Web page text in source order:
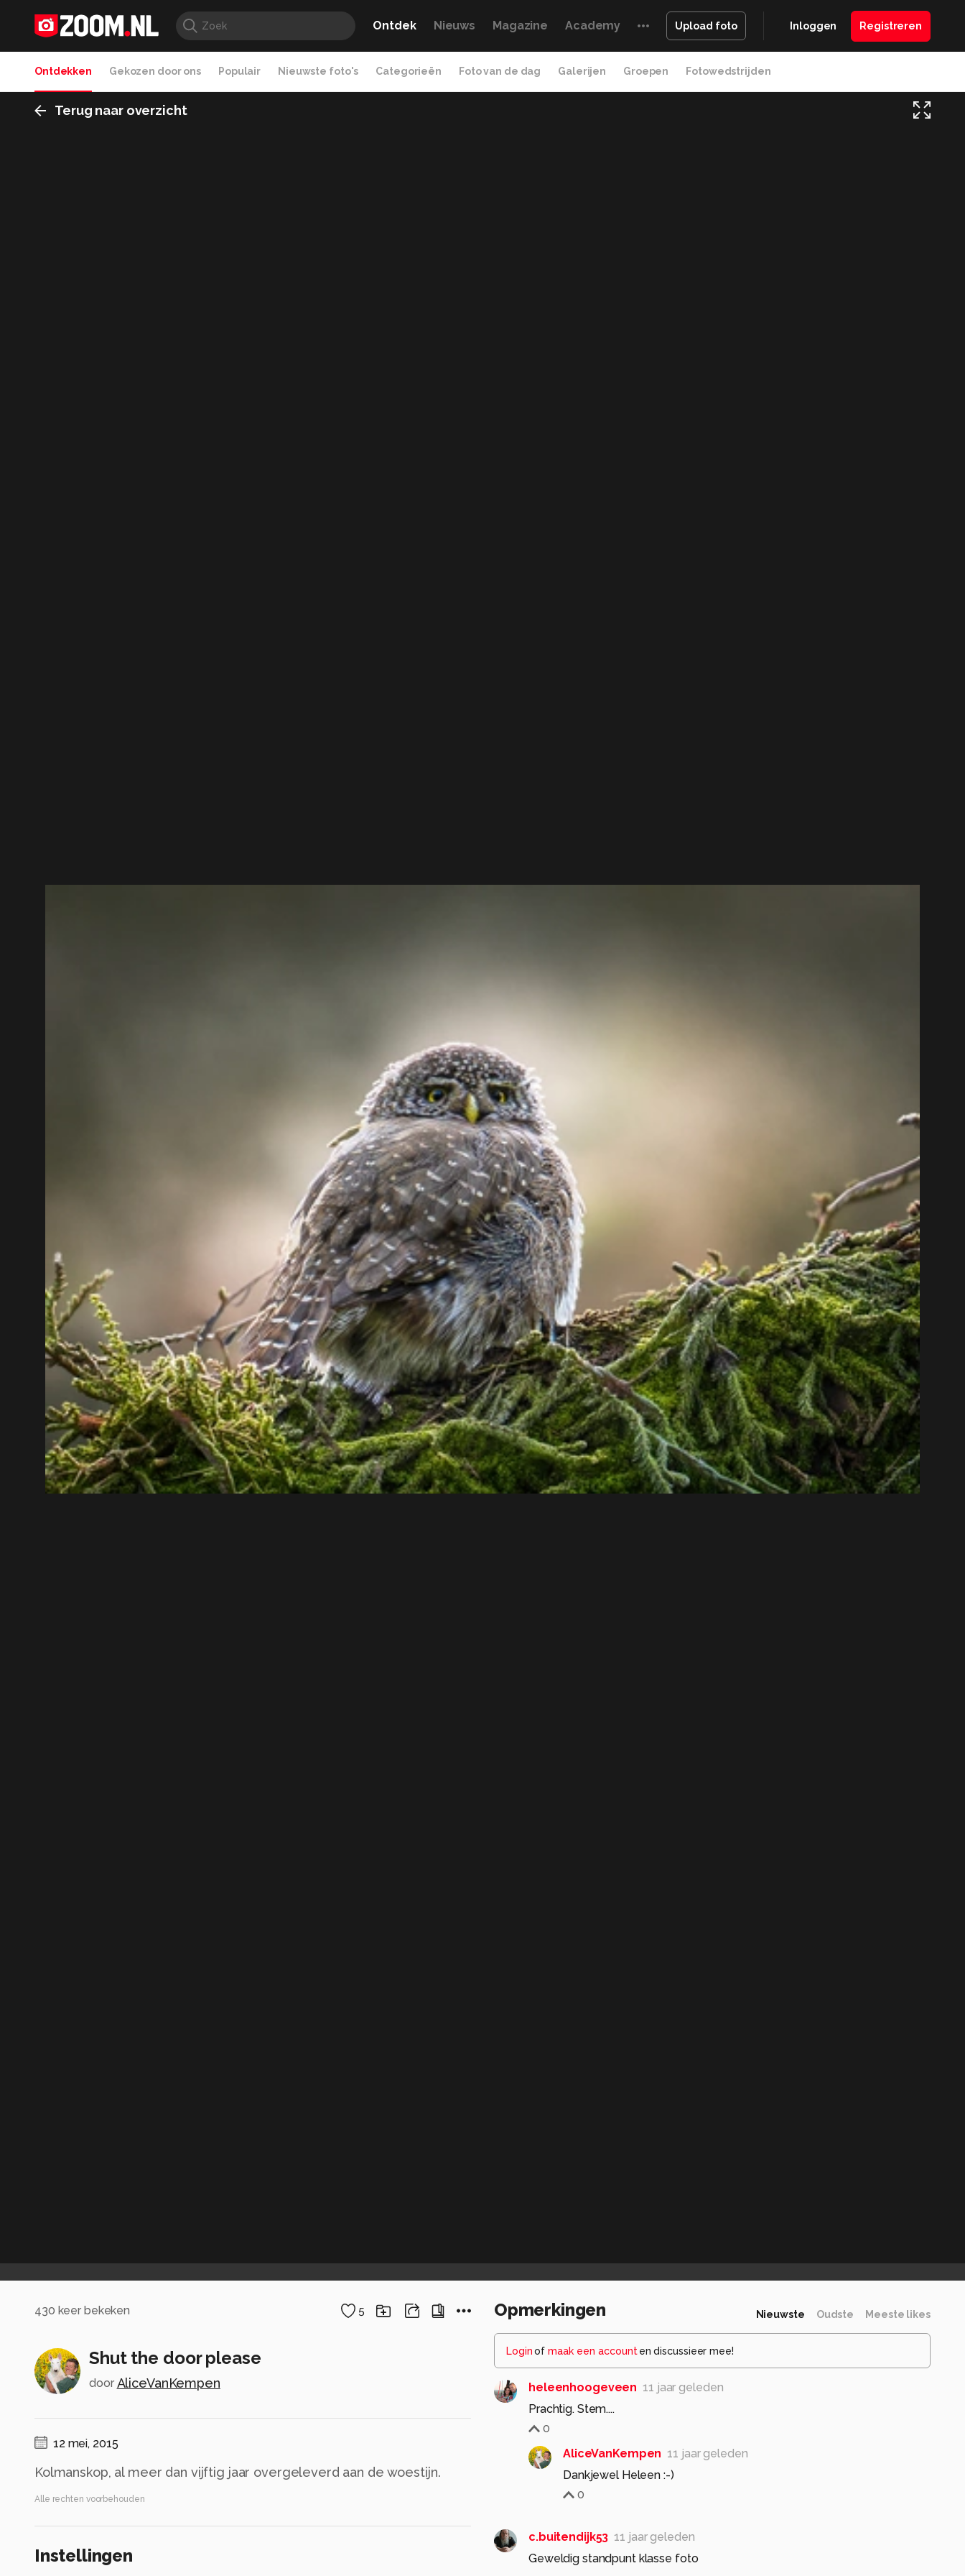
Ontdek Nieuws Magazine Academy Upload foto Inloggen Registreren
Ontdekken Gekozen door ons Populair Nieuwste foto's Categorieën Foto van de dag Galerijen Groepen Fotowedstrijden
Terug naar overzicht
430 keer bekeken 5
Shut the door please
door AliceVanKempen
12 mei, 2015
Kolmanskop, al meer dan vijftig jaar overgeleverd aan de woestijn.
Alle rechten voorbehouden
Instellingen
Opmerkingen Nieuwste Oudste Meeste likes
Loginof maak een account en discussieer mee!
heleenhoogeveen 11 jaar geleden
Prachtig. Stem....
0
AliceVanKempen 11 jaar geleden
Dankjewel Heleen :-)
0
c.buitendijk53 11 jaar geleden
Geweldig standpunt klasse foto